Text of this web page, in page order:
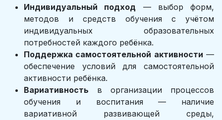
Индивидуальный подход — выбор форм,
методов и средств обучения с учётом
индивидуальных образовательных
потребностей каждого ребёнка.
Поддержка самостоятельной активности —
обеспечение условий для самостоятельной
активности ребёнка.
Вариативность в организации процессов
обучения и воспитания — наличие
вариативной развивающей среды,